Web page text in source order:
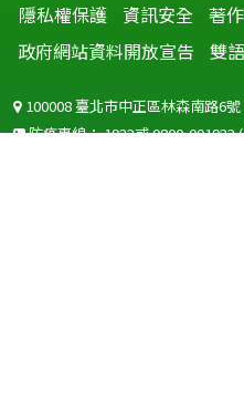
隱私權保護 資訊安全 著
政府網站資料開放宣告
雙
100008 臺北市中正區林森南路6號
防疫專線：1922或0800-001922(